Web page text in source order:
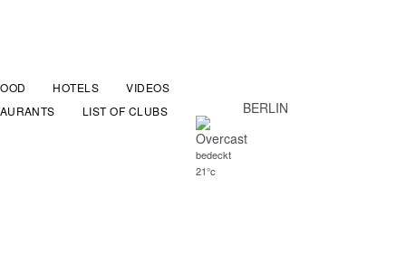
BERLIN
bedeckt
21°c
HOTELS
VIDEOS
LIST OF CLUBS